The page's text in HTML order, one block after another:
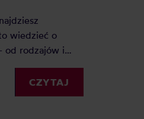
wiedzieć o
od rodzajów i
korzystać.
CZYTAJ